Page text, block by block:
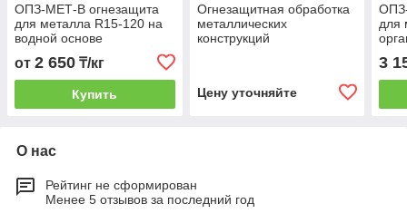
ОПЗ-МЕТ-В огнезащита
для металла R15-120 на
водной основе
от 2 650 ₸/кг
Купить
Огнезащитная обработка
металлических
конструкций
Цену уточняйте
для
3
О нас
Рейтинг не сформирован
Менее 5 отзывов за последний год